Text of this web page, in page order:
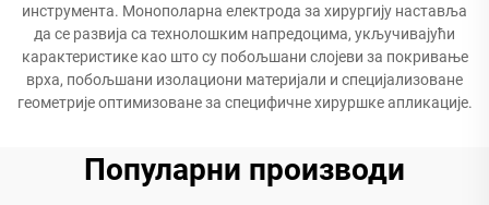
инструмента. Монополарна електрода за хирургију наставља
да се развија са технолошким напредоцима, укључивајући
карактеристике као што су побољшани слојеви за покривање
врха, побољшани изолациони материјали и специјализоване
геометрије оптимизоване за специфичне хируршке апликације.
Популарни производи